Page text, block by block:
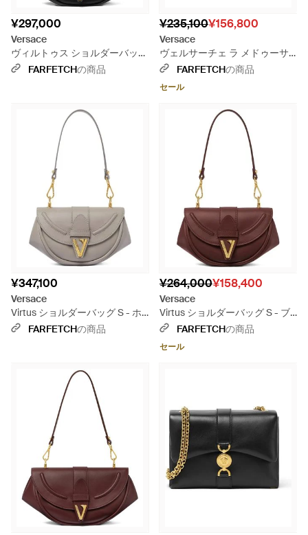
¥297,000
Versace
ヴィルトゥス ショルダーバッグ
M - ブラック
FARFETCHの商品
¥235,100¥156,800
Versace
ヴェルサーチェ ラ メドゥーサ
ショルダーバッグ - グレー
FARFETCHの商品
セール
¥347,100
Versace
Virtus ショルダーバッグ S - ホ
ワイトFARFETCHの商品
¥264,000¥158,400
Versace
Virtus ショルダーバッグ S - ブ
ラウンFARFETCHの商品
セール